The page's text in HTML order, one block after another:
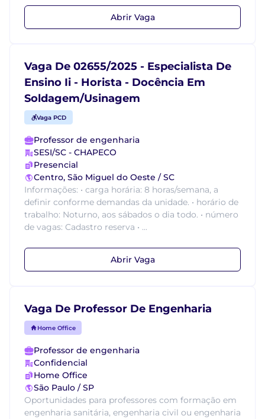
Abrir Vaga
Vaga De 02655/2025 - Especialista De
Ensino Ii - Horista - Docência Em
Soldagem/Usinagem
Vaga PCD
Professor de engenharia
SESI/SC - CHAPECO
Presencial
Centro, São Miguel do Oeste / SC
Informações: • carga horária: 8 horas/semana, a
definir conforme demandas da unidade. • horário de
trabalho: Noturno, aos sábados o dia todo. • número
de vagas: Cadastro reserva • ...
Abrir Vaga
Vaga De Professor De Engenharia
Home Office
Professor de engenharia
Confidencial
Home Office
São Paulo / SP
Oportunidades para professores com formação em
engenharia sanitária, engenharia civil ou engenharia